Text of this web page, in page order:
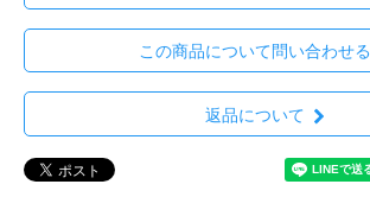
この商品について問い合わせる
返品について